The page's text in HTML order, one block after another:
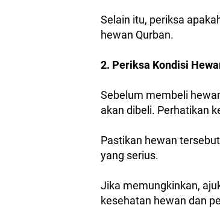
Selain itu, periksa
hewan Qurban.
2. Periksa Kondisi
Sebelum membeli
akan dibeli. Perhatikan
Pastikan hewan
yang serius.
Jika memungkinkan,
kesehatan hewan dan